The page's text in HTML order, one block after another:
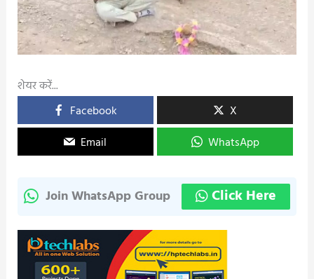
शेयर करें...
Facebook
X
Email
WhatsApp
Join WhatsApp Group Click Here